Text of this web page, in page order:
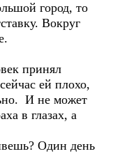
город, то
Вокруг
принял
ей плохо,
И не может
в глазах, а
Один день